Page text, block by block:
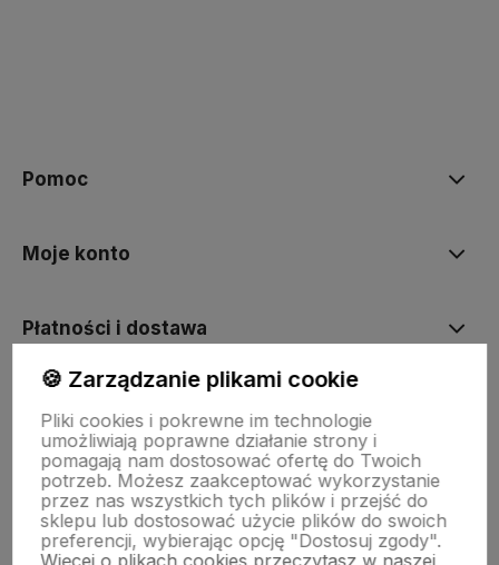
Pomoc
Moje konto
Płatności i dostawa
O nas
🍪 Zarządzanie plikami cookie
Pliki cookies i pokrewne im technologie
umożliwiają poprawne działanie strony i
pomagają nam dostosować ofertę do Twoich
potrzeb. Możesz zaakceptować wykorzystanie
przez nas wszystkich tych plików i przejść do
sklepu lub dostosować użycie plików do swoich
preferencji, wybierając opcję "Dostosuj zgody".
Więcej o plikach cookies przeczytasz w naszej